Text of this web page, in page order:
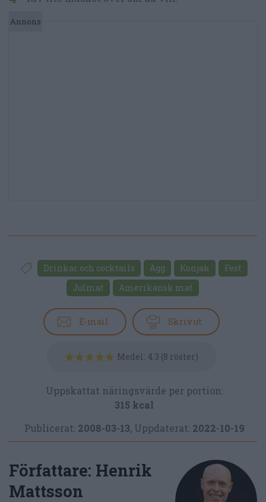
Drinkar och cocktails Ägg Konjak
Fest
Julmat
Amerikansk mat
E-mail Skriv ut
Medel: 4.3 (8 röster)
Uppskattat näringsvärde per portion:
315 kcal
Publicerat: 2008-03-13, Uppdaterat: 2022-10-19
Författare: Henrik
Mattsson